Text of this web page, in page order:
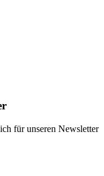
für unseren Newsletter